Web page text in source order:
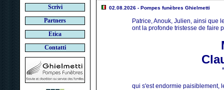
Scrivi
Partners
Etica
Contatti
02.08.2026 - Pompes funèbres Ghielmetti
Patrice, Anouk, Julien, ainsi que
ont la profonde tristesse de faire
qui s'est endormie paisiblement,